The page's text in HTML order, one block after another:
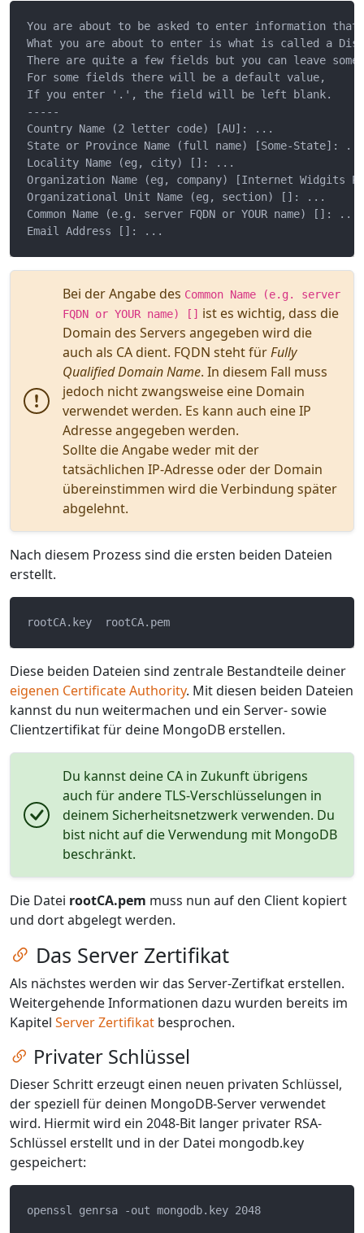
You are about to be asked to enter information
What you are about to enter is what is called a
There are quite a few fields but you can leave some
For some fields there will be a default value,
If you enter '.', the field will be left blank.
-----
Country Name (2 letter code) [AU]: ...
State or Province Name (full name) [Some-State]: ...
Locality Name (eg, city) []: ...
Organization Name (eg, company) [Internet
Organizational Unit Name (eg, section) []: ...
Common Name (e.g. server FQDN or YOUR name) []: ...
Bei der Angabe des Common Name (e.g. server
FQDN or YOUR name) [] ist es wichtig, dass die
Domain des Servers angegeben wird die
auch als CA dient. FQDN steht fürFully
Qualified Domain Name. In diesem Fall muss
jedoch nicht zwangsweise eine Domain
verwendet werden. Es kann auch eine IP
Adresse angegeben werden.
Sollte die Angabe weder mit der
tatsächlichen IP-Adresse oder der Domain
übereinstimmen wird die Verbindung später
abgelehnt.
Nach diesem Prozess sind die ersten beiden Dateien
erstellt.
Diese beiden Dateien sind zentrale Bestandteile deiner
eigenen Certificate Authority. Mit diesen beiden Dateien
kannst du nun weitermachen und ein Server- sowie
Clientzertifikat für deine MongoDB erstellen.
Du kannst deine CA in Zukunft übrigens
auch für andere TLS-Verschlüsselungen in
deinem Sicherheitsnetzwerk verwenden. Du
bist nicht auf die Verwendung mit MongoDB
beschränkt.
Die Datei rootCA.pem muss nun auf den Client kopiert
und dort abgelegt werden.
Zum Kapitel springen
Das Server Zertifikat
Als nächstes werden wir das Server-Zertifkat erstellen.
Weitergehende Informationen dazu wurden bereits im
Kapitel Server Zertifikat besprochen.
Zum Kapitel springen
Privater Schlüssel
Dieser Schritt erzeugt einen neuen privaten Schlüssel,
der speziell für deinen MongoDB-Server verwendet
wird. Hiermit wird ein 2048-Bit langer privater RSA-
Schlüssel erstellt und in der Datei mongodb.key
gespeichert: